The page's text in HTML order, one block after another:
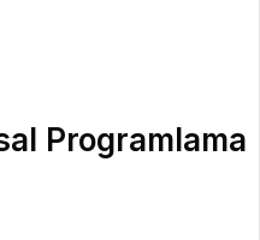
Programlama